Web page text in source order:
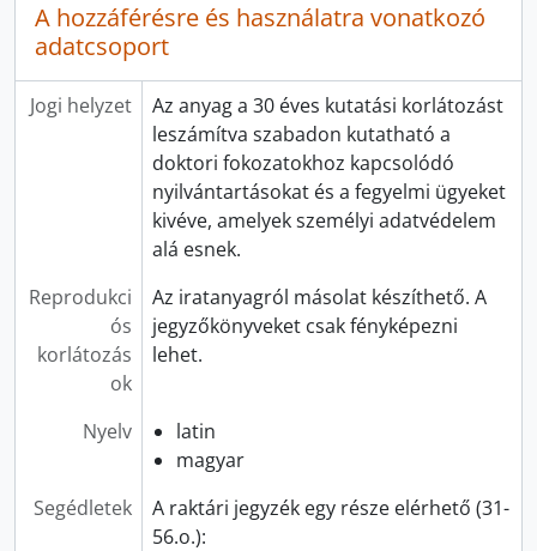
A hozzáférésre és használatra vonatkozó
adatcsoport
Jogi helyzet
Az anyag a 30 éves kutatási korlátozást
leszámítva szabadon kutatható a
doktori fokozatokhoz kapcsolódó
nyilvántartásokat és a fegyelmi ügyeket
kivéve, amelyek személyi adatvédelem
alá esnek.
Reprodukci
ós
korlátozás
ok
Az iratanyagról másolat készíthető. A
jegyzőkönyveket csak fényképezni
lehet.
Nyelv
latin
magyar
Segédletek
A raktári jegyzék egy része elérhető (31-
56.o.):